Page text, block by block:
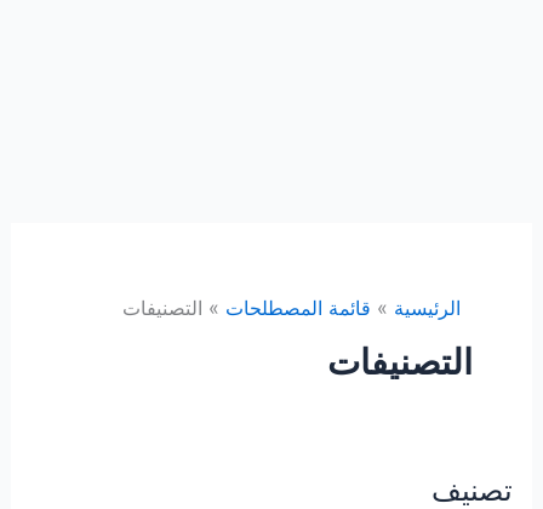
الرئيسية قائمة المصطلحات التصنيفات
التصنيفات
تصنيف